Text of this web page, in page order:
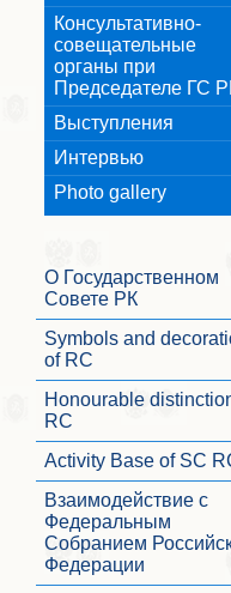
Консультативно-
совещательные
органы при
Председателе ГС
Выступления
Интервью
Photo gallery
О Государственном
Совете РК
Symbols and
of RC
Honourable
RC
Activity Base of SC
Взаимодействие с
Федеральным
Собранием
Федерации